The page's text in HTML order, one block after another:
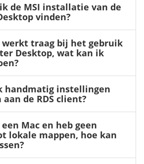
de MSI installatie van de
vinden?
traag bij het gebruik
Desktop, wat kan ik
handmatig instellingen
de RDS client?
Mac en heb geen
lokale mappen, hoe kan